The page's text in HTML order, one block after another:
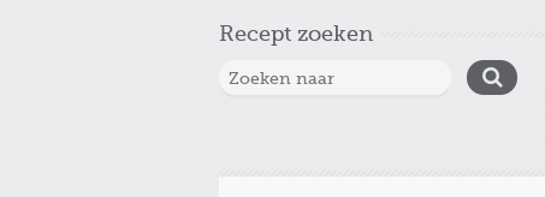
Recept zoeken